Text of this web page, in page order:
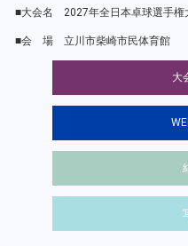
2027年全日本卓球選手
立川市柴崎市民体育館
大